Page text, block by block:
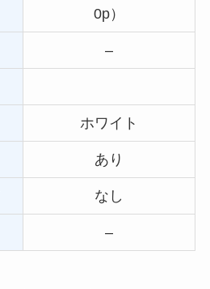
0p）
–
ホワイト
あり
なし
–